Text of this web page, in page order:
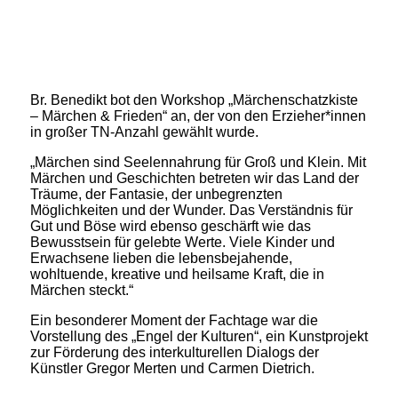
Br. Benedikt bot den Workshop „Märchenschatzkiste
– Märchen & Frieden“ an, der von den Erzieher*innen
in großer TN-Anzahl gewählt wurde.
„Märchen sind Seelennahrung für Groß und Klein. Mit
Märchen und Geschichten betreten wir das Land der
Träume, der Fantasie, der unbegrenzten
Möglichkeiten und der Wunder. Das Verständnis für
Gut und Böse wird ebenso geschärft wie das
Bewusstsein für gelebte Werte. Viele Kinder und
Erwachsene lieben die lebensbejahende,
wohltuende, kreative und heilsame Kraft, die in
Märchen steckt.“
Ein besonderer Moment der Fachtage war die
Vorstellung des „Engel der Kulturen“, ein Kunstprojekt
zur Förderung des interkulturellen Dialogs der
Künstler Gregor Merten und Carmen Dietrich.